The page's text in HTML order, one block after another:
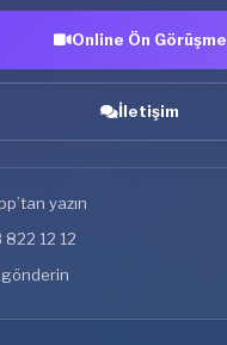
Online Ön Görüşme
İletişim
yazın
12 12